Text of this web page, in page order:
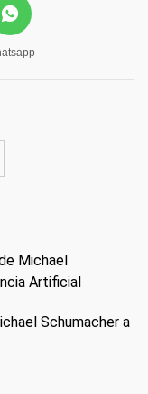
Michael
Artificial
Schumacher a